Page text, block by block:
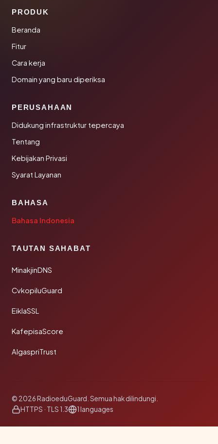
PRODUK
Beranda
Fitur
Cara kerja
Domain yang baru diperiksa
PERUSAHAAN
Didukung infrastruktur tepercaya
Tentang
Kebijakan Privasi
Syarat Layanan
BAHASA
Bahasa Indonesia
TAUTAN SAHABAT
MinakjinDNS
CvkopiluGuard
EiklaSSL
KafepisaScore
AlgaspriTrust
© 2026 RadioeduGuard. Semua hak dilindungi.
HTTPS · TLS 1.3
1 languages